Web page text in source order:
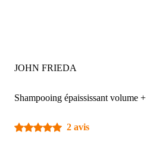
JOHN FRIEDA
Shampooing épaississant volume
2 avis